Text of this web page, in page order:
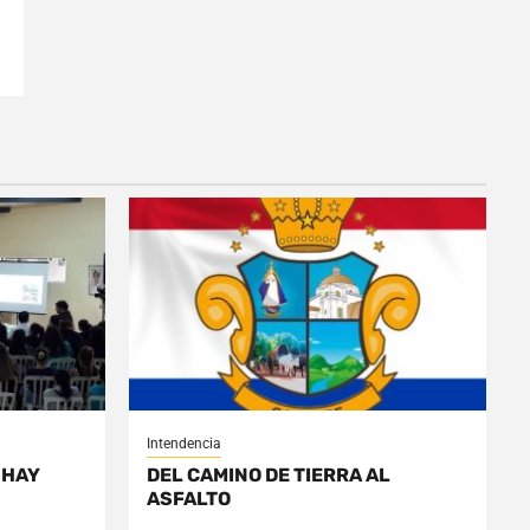
Intendencia
DEL CAMINO DE TIERRA AL
ASFALTO